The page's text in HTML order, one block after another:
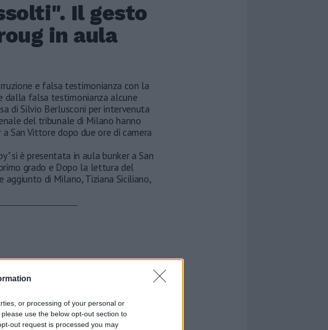
or processing of your personal or
use the below opt-out section to
out request is processed you may
Il gesto
in aula
e falsa testimonianza con la
dalla falsa testimonianza alcune
di Silvio Berlusconi per intervenuta
del tribunale di Milano hanno
San Vittore dopo due ore di camera
si è presentata in aula bunker a San
grado e Dopo la lettura del
aggiunto di Milano, Tiziana Siciliano,